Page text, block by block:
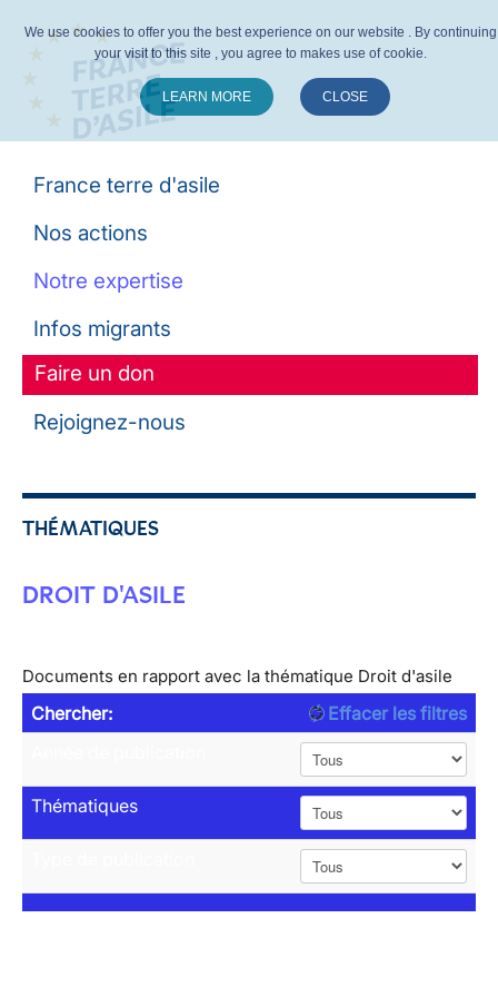
France terre d'asile
Nos actions
Notre expertise
Infos migrants
Faire un don
Rejoignez-nous
THÉMATIQUES
DROIT D'ASILE
Documents en rapport avec la thématique Droit d'asile
Chercher:
Effacer les filtres
Thématiques
We use cookies to offer you the best experience on our website . By continuing
your visit to this site , you agree to makes use of cookie.
LEARN MORE CLOSE